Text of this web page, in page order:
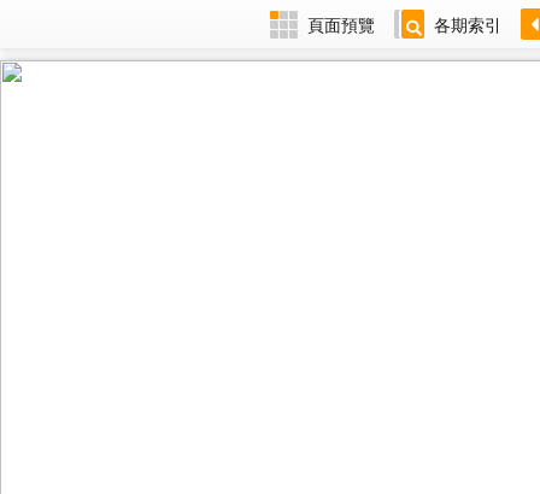
頁面預覽 各期索引